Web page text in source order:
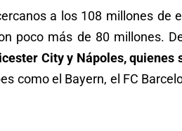
a los 108 millones de
poco más de 80 millones.
City y Nápoles, quienes
como el Bayern, el FC